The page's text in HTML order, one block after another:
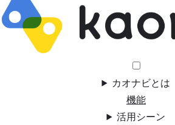
カオナビとは
機能
活用シーン